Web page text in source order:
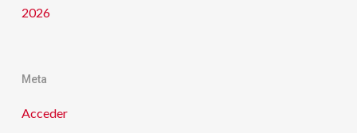
2026
Meta
Acceder